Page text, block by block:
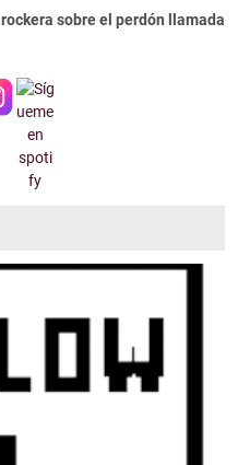
sobre el perdón llamada